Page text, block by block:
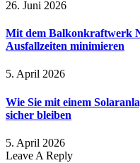
26. Juni 2026
Mit dem Balkonkraftwerk
Ausfallzeiten minimieren
5. April 2026
Wie Sie mit einem
sicher bleiben
5. April 2026
Leave A Reply